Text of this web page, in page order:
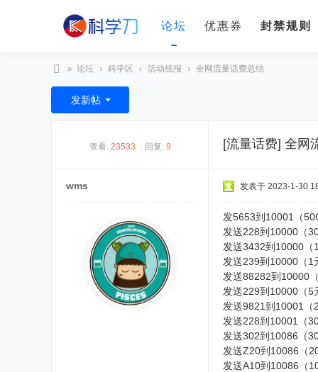
论坛 优惠券 封禁规则
科
学
» 论坛 › 科学区 › 活动线报 › 全网流量话费总结
发新帖
查看: 23533 回复: 9 [流量话费] 全网
wms 发表于 2023-1-30
发5653到10001（
发送228到10000（
发送3432到10000（
发送239到10000（1
发送88282到10000
发送229到10000（5
发送9821到10001（
发送228到10001（
发送302到10086（
发送Z20到10086（
发送A10到10086（